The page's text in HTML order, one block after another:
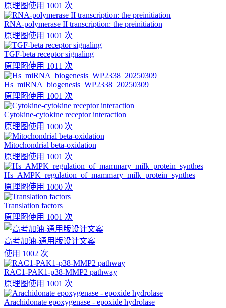
原理图使用 1001 次
RNA-polymerase II transcription: the preinitiation
原理图使用 1001 次
TGF-beta receptor signaling
原理图使用 1011 次
Hs_miRNA_biogenesis_WP2338_20250309
原理图使用 1001 次
Cytokine-cytokine receptor interaction
原理图使用 1000 次
Mitochondrial beta-oxidation
原理图使用 1001 次
Hs_AMPK_regulation_of_mammary_milk_protein_synthes
原理图使用 1000 次
Translation factors
原理图使用 1001 次
高考加油-通用版设计文案
使用 1002 次
RAC1-PAK1-p38-MMP2 pathway
原理图使用 1001 次
Arachidonate epoxygenase - epoxide hydrolase